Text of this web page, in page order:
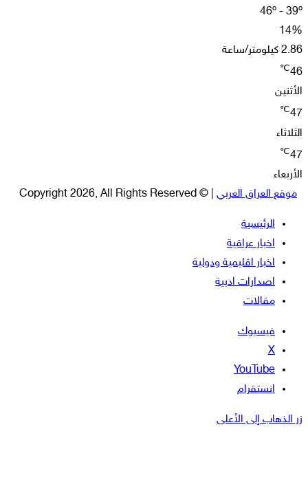
46º - 39º
14%
2.86 كيلومتر/ساعة
46
℃
الأثنين
47
℃
الثلاثاء
47
℃
الأربعاء
موقع العراق العربي | © Copyright 2026, All Rights Reserved
الرئيسية
اخبار عراقية
اخبار اقليمية ودولية
اصدارات ادبية
مقالات
فيسبوك
‫X
‫YouTube
انستقرام
زر الذهاب إلى الأعلى